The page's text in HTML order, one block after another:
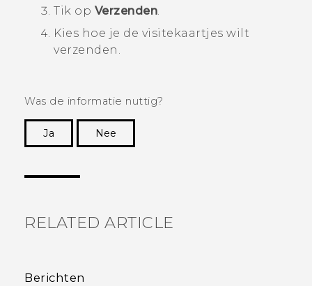
Tik op Verzenden.
Kies hoe je de visitekaartjes wilt
verzenden.
Was de informatie nuttig?
Ja
Nee
RELATED ARTICLE
Berichten